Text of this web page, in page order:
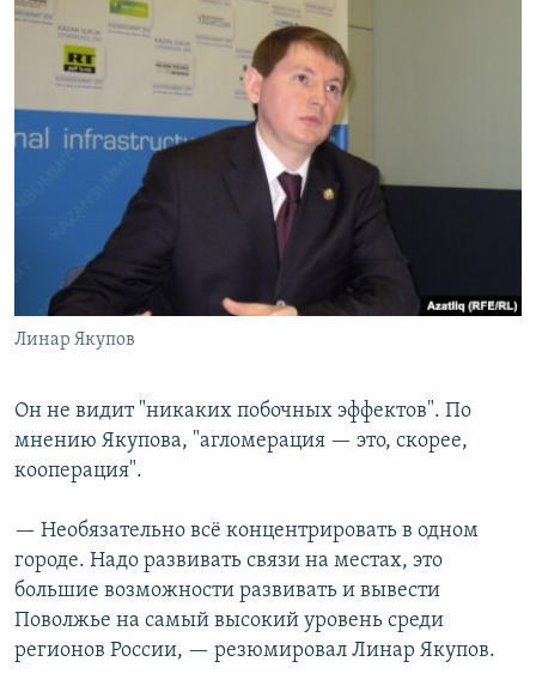
Линар Якупов
Он не видит "никаких побочных эффектов". По
мнению Якупова, "агломерация — это, скорее,
кооперация".
— Необязательно всё концентрировать в одном
городе. Надо развивать связи на местах, это
большие возможности развивать и вывести
Поволжье на самый высокий уровень среди
регионов России, — резюмировал Линар Якупов.